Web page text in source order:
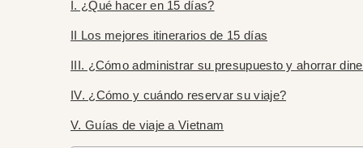
I. ¿Qué hacer en 15 días?
II Los mejores itinerarios de 15 días
III. ¿Cómo administrar su presupuesto y ahorrar
IV. ¿Cómo y cuándo reservar su viaje?
V. Guías de viaje a Vietnam